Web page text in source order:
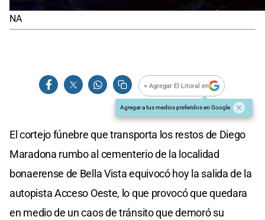
NA
+ Agregar El Litoral en
Agregar a tus medios preferidos en Google
El cortejo fúnebre que transporta los restos de Diego
Maradona rumbo al cementerio de la localidad
bonaerense de Bella Vista equivocó hoy la salida de la
autopista Acceso Oeste, lo que provocó que quedara
en medio de un caos de tránsito que demoró su